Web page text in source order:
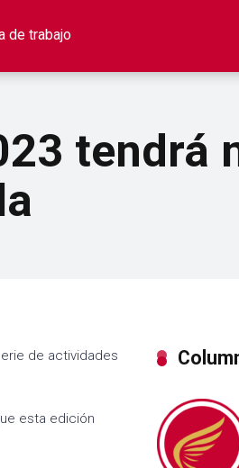
de trabajo
tendrá
de actividades
esta edición